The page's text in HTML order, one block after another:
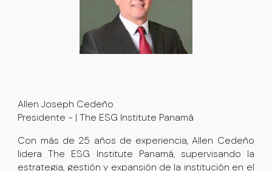
Allen Joseph Cedeño
Presidente - | The ESG Institute Panamá
Con más de 25 años de experiencia, Allen Cedeño
lidera The ESG Institute Panamá, supervisando la
estrategia, gestión y expansión de la institución en el